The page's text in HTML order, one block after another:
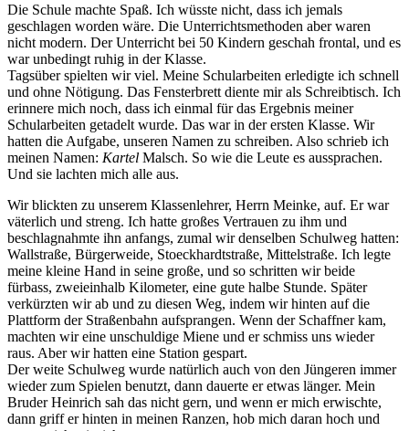
Die Schule machte Spaß. Ich wüsste nicht, dass ich jemals
geschlagen worden wäre. Die Unterrichtsmethoden aber waren
nicht modern. Der Unterricht bei 50 Kindern geschah frontal, und es
war unbedingt ruhig in der Klasse.
Tagsüber spielten wir viel. Meine Schularbeiten erledigte ich schnell
und ohne Nötigung. Das Fensterbrett diente mir als Schreibtisch. Ich
erinnere mich noch, dass ich einmal für das Ergebnis meiner
Schularbeiten getadelt wurde. Das war in der ersten Klasse. Wir
hatten die Aufgabe, unseren Namen zu schreiben. Also schrieb ich
meinen Namen: Kartel Malsch. So wie die Leute es aussprachen.
Und sie lachten mich alle aus.
Wir blickten zu unserem Klassenlehrer, Herrn Meinke, auf. Er war
väterlich und streng. Ich hatte großes Vertrauen zu ihm und
beschlagnahmte ihn anfangs, zumal wir denselben Schulweg hatten:
Wallstraße, Bürgerweide, Stoeckhardtstraße, Mittelstraße. Ich legte
meine kleine Hand in seine große, und so schritten wir beide
fürbass, zweieinhalb Kilometer, eine gute halbe Stunde. Später
verkürzten wir ab und zu diesen Weg, indem wir hinten auf die
Plattform der Straßenbahn aufsprangen. Wenn der Schaffner kam,
machten wir eine unschuldige Miene und er schmiss uns wieder
raus. Aber wir hatten eine Station gespart.
Der weite Schulweg wurde natürlich auch von den Jüngeren immer
wieder zum Spielen benutzt, dann dauerte er etwas länger. Mein
Bruder Heinrich sah das nicht gern, und wenn er mich erwischte,
dann griff er hinten in meinen Ranzen, hob mich daran hoch und